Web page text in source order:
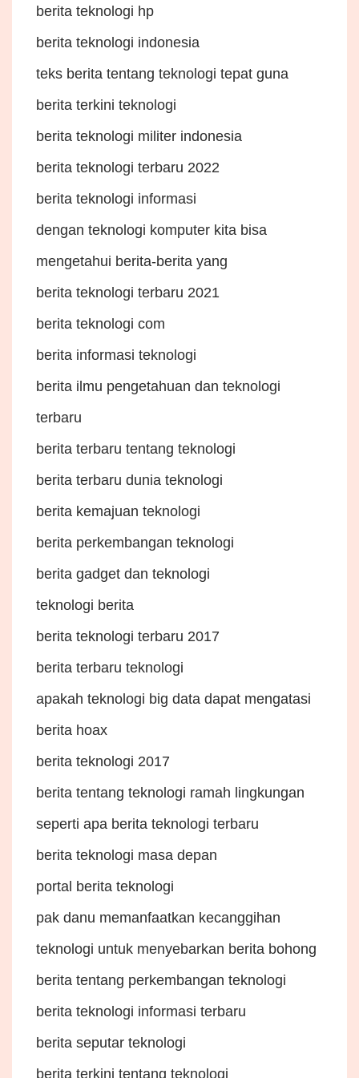
berita teknologi hp
berita teknologi indonesia
teks berita tentang teknologi tepat guna
berita terkini teknologi
berita teknologi militer indonesia
berita teknologi terbaru 2022
berita teknologi informasi
dengan teknologi komputer kita bisa
mengetahui berita-berita yang
berita teknologi terbaru 2021
berita teknologi com
berita informasi teknologi
berita ilmu pengetahuan dan teknologi
terbaru
berita terbaru tentang teknologi
berita terbaru dunia teknologi
berita kemajuan teknologi
berita perkembangan teknologi
berita gadget dan teknologi
teknologi berita
berita teknologi terbaru 2017
berita terbaru teknologi
apakah teknologi big data dapat mengatasi
berita hoax
berita teknologi 2017
berita tentang teknologi ramah lingkungan
seperti apa berita teknologi terbaru
berita teknologi masa depan
portal berita teknologi
pak danu memanfaatkan kecanggihan
teknologi untuk menyebarkan berita bohong
berita tentang perkembangan teknologi
berita teknologi informasi terbaru
berita seputar teknologi
berita terkini tentang teknologi